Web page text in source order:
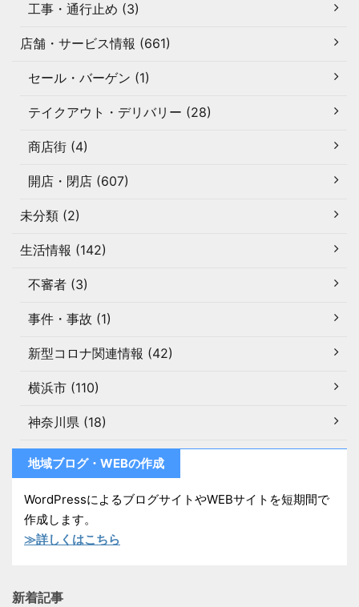
工事・通行止め (3)
店舗・サービス情報 (661)
セール・バーゲン (1)
テイクアウト・デリバリー (28)
商店街 (4)
開店・閉店 (607)
未分類 (2)
生活情報 (142)
不審者 (3)
事件・事故 (1)
新型コロナ関連情報 (42)
横浜市 (110)
神奈川県 (18)
地域ブログ・WEBの作成
WordPressによるブログサイトやWEBサイトを短期間で
作成します。
≫詳しくはこちら
新着記事